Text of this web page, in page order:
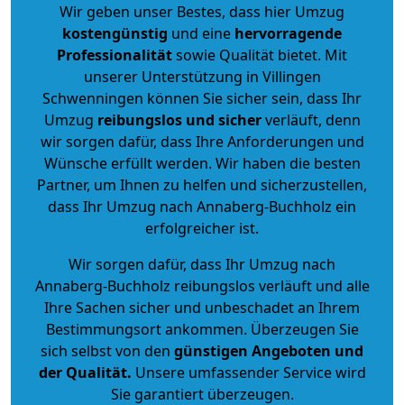
Wir geben unser Bestes, dass hier Umzug
kostengünstig und eine hervorragende
Professionalitätsowie Qualität bietet. Mit
unserer Unterstützung in Villingen
Schwenningen können Sie sicher sein, dass Ihr
Umzug reibungslos und sicherverläuft, denn
wir sorgen dafür, dass Ihre Anforderungen und
Wünsche erfüllt werden. Wir haben die besten
Partner, um Ihnen zu helfen und sicherzustellen,
dass Ihr Umzug nach Annaberg-Buchholz ein
erfolgreicher ist.
Wir sorgen dafür, dass Ihr Umzug nach
Annaberg-Buchholz reibungslos verläuft und alle
Ihre Sachen sicher und unbeschadet an Ihrem
Bestimmungsort ankommen. Überzeugen Sie
sich selbst von den günstigen Angeboten und
der Qualität. Unsere umfassender Service wird
Sie garantiert überzeugen.